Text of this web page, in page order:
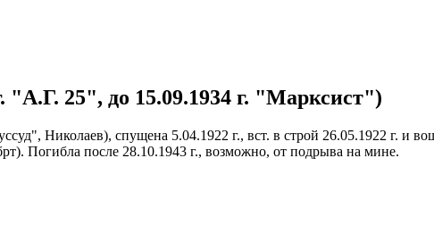
"А.Г. 25", до 15.09.1934 г. "Марксист")
Николаев), спущена 5.04.1922 г., вст. в строй 26.05.1922 г. и
Погибла после 28.10.1943 г., возможно, от подрыва на мине.